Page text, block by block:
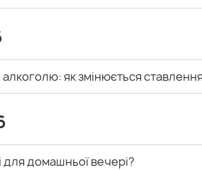
як змінюється
для домашньої вечері?